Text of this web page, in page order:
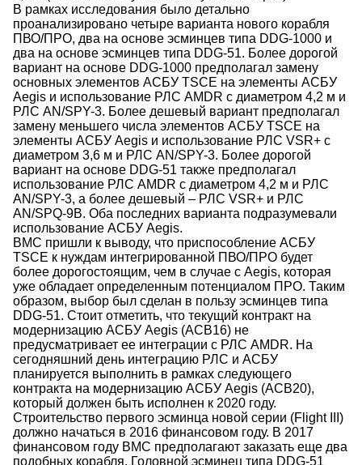
В рамках исследования было детально
проанализировано четыре варианта нового корабля
ПВО/ПРО, два на основе эсминцев типа DDG-1000 и
два на основе эсминцев типа DDG-51. Более дорогой
вариант на основе DDG-1000 предполагал замену
основных элементов АСБУ TSCE на элементы АСБУ
Aegis и использование РЛС AMDR с диаметром 4,2 м и
РЛС AN/SPY-3. Более дешевый вариант предполагал
замену меньшего числа элементов АСБУ TSCE на
элементы АСБУ Aegis и использование РЛС VSR+ с
диаметром 3,6 м и РЛС AN/SPY-3. Более дорогой
вариант на основе DDG-51 также предполагал
использование РЛС AMDR с диаметром 4,2 м и РЛС
AN/SPY-3, а более дешевый – РЛС VSR+ и РЛС
AN/SPQ-9B. Оба последних варианта подразумевали
использование АСБУ Aegis.
ВМС пришли к выводу, что приспособление АСБУ
TSCE к нуждам интегрированной ПВО/ПРО будет
более дорогостоящим, чем в случае с Aegis, которая
уже обладает определенным потенциалом ПРО. Таким
образом, выбор был сделан в пользу эсминцев типа
DDG-51. Стоит отметить, что текущий контракт на
модернизацию АСБУ Aegis (ACB16) не
предусматривает ее интеграции с РЛС AMDR. На
сегодняшний день интеграцию РЛС и АСБУ
планируется выполнить в рамках следующего
контракта на модернизацию АСБУ Aegis (ACB20),
который должен быть исполнен к 2020 году.
Строительство первого эсминца новой серии (Flight III)
должно начаться в 2016 финансовом году. В 2017
финансовом году ВМС предполагают заказать еще два
подобных корабля. Головной эсминец типа DDG-51